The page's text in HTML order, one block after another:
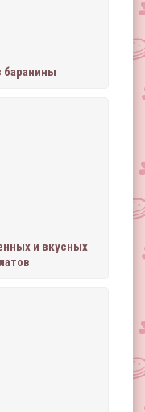
баранины
и вкусных